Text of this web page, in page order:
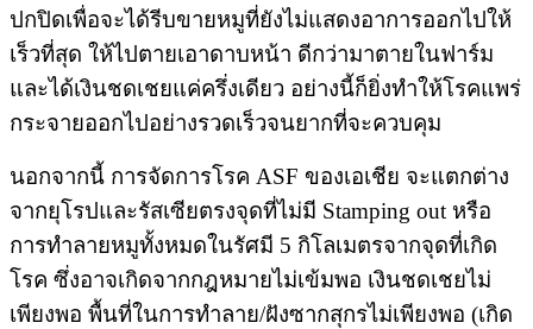
ปกปิด​เพื่อจะได้รีบขายหมูที่ยังไม่แสดงอาการออกไปให้
เร็วที่สุด​ ให้ไปตายเอาดาบหน้า​ ดีกว่ามาตายในฟาร์ม
และได้เงินชดเชยแค่ครึ่งเดียว​ อย่างนี้ก็ยิ่งทำให้โรคแพร่
กระจายออกไปอย่างรวดเร็วจนยากที่จะควบคุม
นอกจากนี้​ การจัดการโรค ASF ของเอเชีย​ จะแตกต่าง
จากยุโรปและรัสเซียตรงจุดที่ไม่มี​ Stamping​ out หรือ
การทำลายหมูทั้งหมดในรัศมี 5​ กิโลเมตรจากจุดที่เกิด
โรค​ ซึ่งอาจเกิดจากกฎหมายไม่เข้ม​พอ เงินชดเชยไม่
เพียงพอ​ พื้นที่ในการทำลาย/ฝังซากสุกรไม่เพียงพอ (เกิด